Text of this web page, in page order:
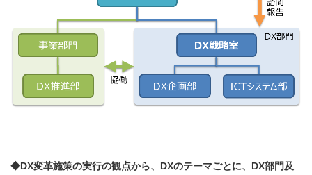
◆DX変革施策の実行の観点から、DXのテーマごとに、DX部門及